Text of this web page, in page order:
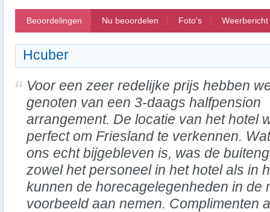
Beoordelingen Nu beoordelen Foto's Weerbericht
Hcuber
Voor een zeer redelijke prijs hebben
genoten van een 3-daags halfpension
arrangement. De locatie van het hotel
perfect om Friesland te verkennen. Wat
ons echt bijgebleven is, was de
zowel het personeel in het hotel als in
kunnen de horecagelegenheden in de
voorbeeld aan nemen. Complimenten